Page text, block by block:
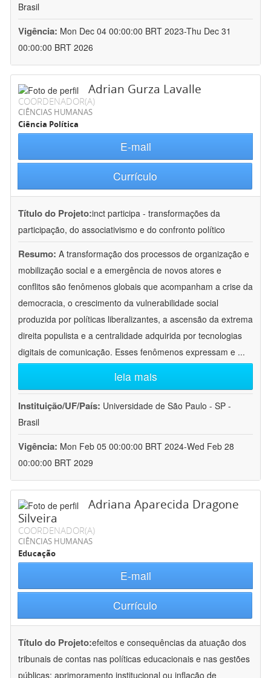
Brasil
Vigência: Mon Dec 04 00:00:00 BRT 2023-Thu Dec 31
00:00:00 BRT 2026
Adrian Gurza Lavalle
COORDENADOR(A)
CIÊNCIAS HUMANAS
Ciência Política
E-mail
Currículo
Título do Projeto:inct participa - transformações da
participação, do associativismo e do confronto político
Resumo: A transformação dos processos de organização e
mobilização social e a emergência de novos atores e
conflitos são fenômenos globais que acompanham a crise da
democracia, o crescimento da vulnerabilidade social
produzida por políticas liberalizantes, a ascensão da extrema
direita populista e a centralidade adquirida por tecnologias
digitais de comunicação. Esses fenômenos expressam e ...
leia mais
Instituição/UF/País: Universidade de São Paulo - SP -
Brasil
Vigência: Mon Feb 05 00:00:00 BRT 2024-Wed Feb 28
00:00:00 BRT 2029
Adriana Aparecida Dragone
Silveira
COORDENADOR(A)
CIÊNCIAS HUMANAS
Educação
E-mail
Currículo
Título do Projeto:efeitos e consequências da atuação dos
tribunais de contas nas políticas educacionais e nas gestões
públicas: aprimoramento institucional ou inflação de